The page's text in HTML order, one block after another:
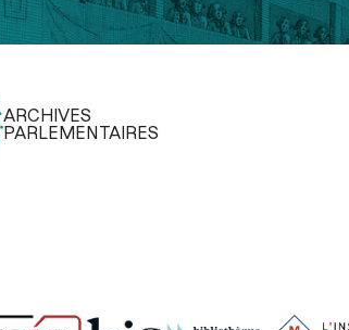
ARCHIVES
PARLEMENTAIRES